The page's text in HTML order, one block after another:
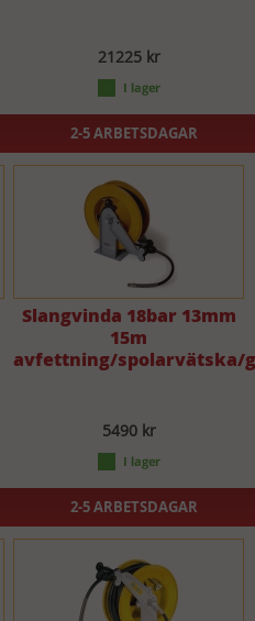
21225 kr
2-5 ARBETSDAGAR
Slangvinda 18bar 13mm
15m
avfettning/spolarvätska/
5490 kr
2-5 ARBETSDAGAR